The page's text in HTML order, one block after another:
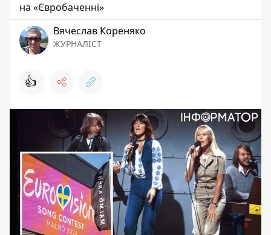
на «Євробаченні»
Вячеслав Кореняко
ЖУРНАЛІСТ
👍